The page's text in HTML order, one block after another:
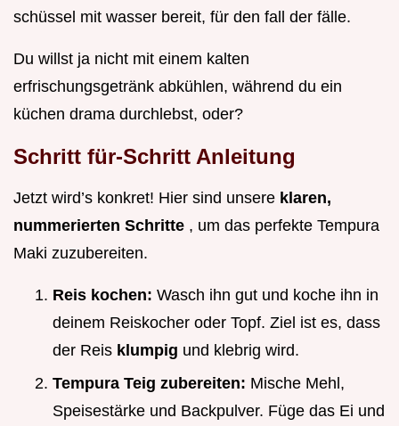
schüssel mit wasser bereit, für den fall der fälle.
Du willst ja nicht mit einem kalten
erfrischungsgetränk abkühlen, während du ein
küchen drama durchlebst, oder?
Schritt für-Schritt Anleitung
Jetzt wird’s konkret! Hier sind unsere klaren,
nummerierten Schritte , um das perfekte Tempura
Maki zuzubereiten.
Reis kochen: Wasch ihn gut und koche ihn in
deinem Reiskocher oder Topf. Ziel ist es, dass
der Reis klumpig und klebrig wird.
Tempura Teig zubereiten: Mische Mehl,
Speisestärke und Backpulver. Füge das Ei und